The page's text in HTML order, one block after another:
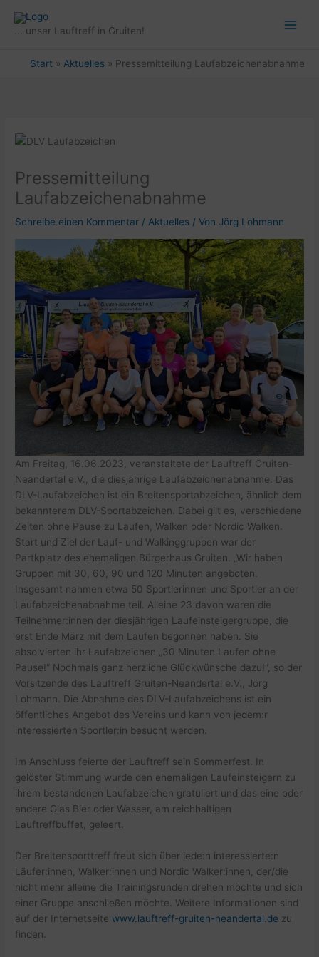
Inhalt
... unser Lauftreff in Gruiten!
Start Aktuelles Pressemitteilung Laufabzeichenabnahme
Pressemitteilung
Laufabzeichenabnahme
Schreibe einen Kommentar / Aktuelles / Von Jörg Lohmann
Am Freitag, 16.06.2023, veranstaltete der Lauftreff Gruiten-
Neandertal e.V., die diesjährige Laufabzeichenabnahme. Das
DLV-Laufabzeichen ist ein Breitensportabzeichen, ähnlich dem
bekannterem DLV-Sportabzeichen. Dabei gilt es, verschiedene
Zeiten ohne Pause zu Laufen, Walken oder Nordic Walken.
Start und Ziel der Lauf- und Walkinggruppen war der
Partkplatz des ehemaligen Bürgerhaus Gruiten. „Wir haben
Gruppen mit 30, 60, 90 und 120 Minuten angeboten.
Insgesamt nahmen etwa 50 Sportlerinnen und Sportler an der
Laufabzeichenabnahme teil. Alleine 23 davon waren die
Teilnehmer:innen der diesjährigen Laufeinsteigergruppe, die
erst Ende März mit dem Laufen begonnen haben. Sie
absolvierten ihr Laufabzeichen „30 Minuten Laufen ohne
Pause!“ Nochmals ganz herzliche Glückwünsche dazu!“, so der
Vorsitzende des Lauftreff Gruiten-Neandertal e.V., Jörg
Lohmann. Die Abnahme des DLV-Laufabzeichens ist ein
öffentliches Angebot des Vereins und kann von jedem:r
interessierten Sportler:in besucht werden.
Im Anschluss feierte der Lauftreff sein Sommerfest. In
gelöster Stimmung wurde den ehemaligen Laufeinsteigern zu
ihrem bestandenen Laufabzeichen gratuliert und das eine oder
andere Glas Bier oder Wasser, am reichhaltigen
Lauftreffbuffet, geleert.
Der Breitensporttreff freut sich über jede:n interessierte:n
Läufer:innen, Walker:innen und Nordic Walker:innen, der/die
nicht mehr alleine die Trainingsrunden drehen möchte und sich
einer Gruppe anschließen möchte. Weitere Informationen sind
auf der Internetseite www.lauftreff-gruiten-neandertal.de zu
finden.